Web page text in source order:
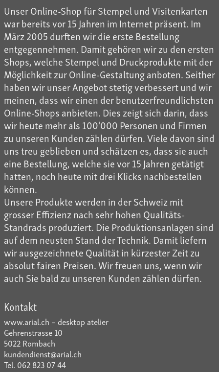
Unser Online-Shop für Stempel und Visitenkarten
war bereits vor 15 Jahren im Internet präsent. Im
März 2005 durften wir die erste Bestellung
entgegennehmen. Damit gehören wir zu den ersten
Shops, welche Stempel und Druckprodukte mit der
Möglichkeit zur Online-Gestaltung anboten. Seither
haben wir unser Angebot stetig verbessert und wir
meinen, dass wir einen der benutzerfreundlichsten
Online-Shops anbieten. Dies zeigt sich darin, dass
wir heute mehr als 100'000 Personen und Firmen
zu unseren Kunden zählen dürfen. Viele davon sind
uns treu geblieben und schätzen es, dass sie auch
eine Bestellung, welche sie vor 15 Jahren getätigt
hatten, noch heute mit drei Klicks nachbestellen
können.
Unsere Produkte werden in der Schweiz mit
grosser Effizienz nach sehr hohen Qualitäts-
Standrads produziert. Die Produktionsanlagen sind
auf dem neusten Stand der Technik. Damit liefern
wir ausgezeichnete Qualität in kürzester Zeit zu
absolut fairen Preisen. Wir freuen uns, wenn wir
auch Sie bald zu unseren Kunden zählen dürfen.
Kontakt
www.arial.ch – desktop atelier
Gehrenstrasse 10
5022 Rombach
kundendienst@arial.ch
Tel. 062 823 07 44